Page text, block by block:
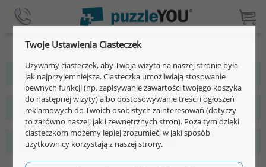
Ponad 2 miliony zadowolonych klientów
Szybki, łatwy i indywidualny sposób projektowania
Jakość Premium z 15-letnią gwarancją
Twoje Ustawienia Ciasteczek
Używamy ciasteczek, aby Twoja wizyta na naszej stronie była
jak najprzyjemniejsza. Ciasteczka umożliwiają stosowanie
pewnych funkcji (np. zapisywanie zawartości twojego koszyka
do następnej wizyty) albo dostosowywanie treści i ogłoszeń
reklamowych do Twoich osobistych zainteresowań (dotyczy
to zarówno naszej, jak i zewnętrznych stron). Poza tym dzięki
ciasteczkom możemy lepiej zrozumieć, w jaki sposób
użytkownicy korzystają z naszej strony.